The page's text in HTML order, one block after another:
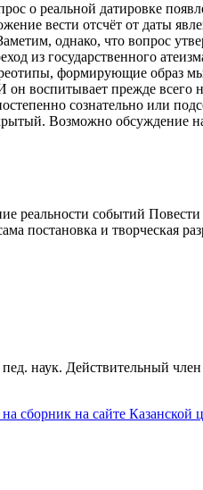
о реальной датировке
вести отсчёт от даты
однако, что вопрос
из государственного
формирующие образ
воспитывает прежде всего
сознательно или
Возможно обсуждение
реальности событий Повести
постановка и творческая
наук. Действительный
сборник на сайте